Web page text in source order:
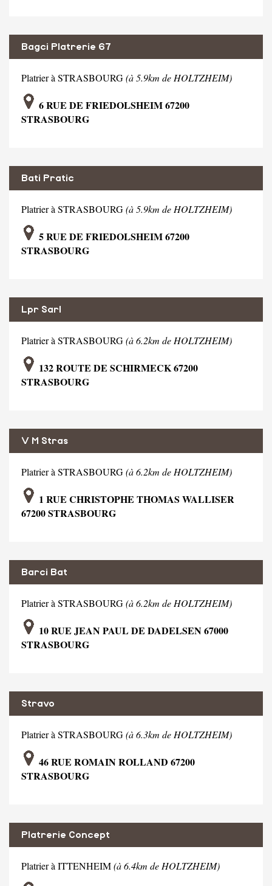
Bagci Platrerie 67
Platrier à STRASBOURG(à 5.9km de HOLTZHEIM)
6 RUE DE FRIEDOLSHEIM 67200
STRASBOURG
Bati Pratic
Platrier à STRASBOURG(à 5.9km de HOLTZHEIM)
5 RUE DE FRIEDOLSHEIM 67200
STRASBOURG
Lpr Sarl
Platrier à STRASBOURG(à 6.2km de HOLTZHEIM)
132 ROUTE DE SCHIRMECK 67200
STRASBOURG
V M Stras
Platrier à STRASBOURG(à 6.2km de HOLTZHEIM)
1 RUE CHRISTOPHE THOMAS WALLISER
67200 STRASBOURG
Barci Bat
Platrier à STRASBOURG(à 6.2km de HOLTZHEIM)
10 RUE JEAN PAUL DE DADELSEN 67000
STRASBOURG
Stravo
Platrier à STRASBOURG(à 6.3km de HOLTZHEIM)
46 RUE ROMAIN ROLLAND 67200
STRASBOURG
Platrerie Concept
Platrier à ITTENHEIM(à 6.4km de HOLTZHEIM)